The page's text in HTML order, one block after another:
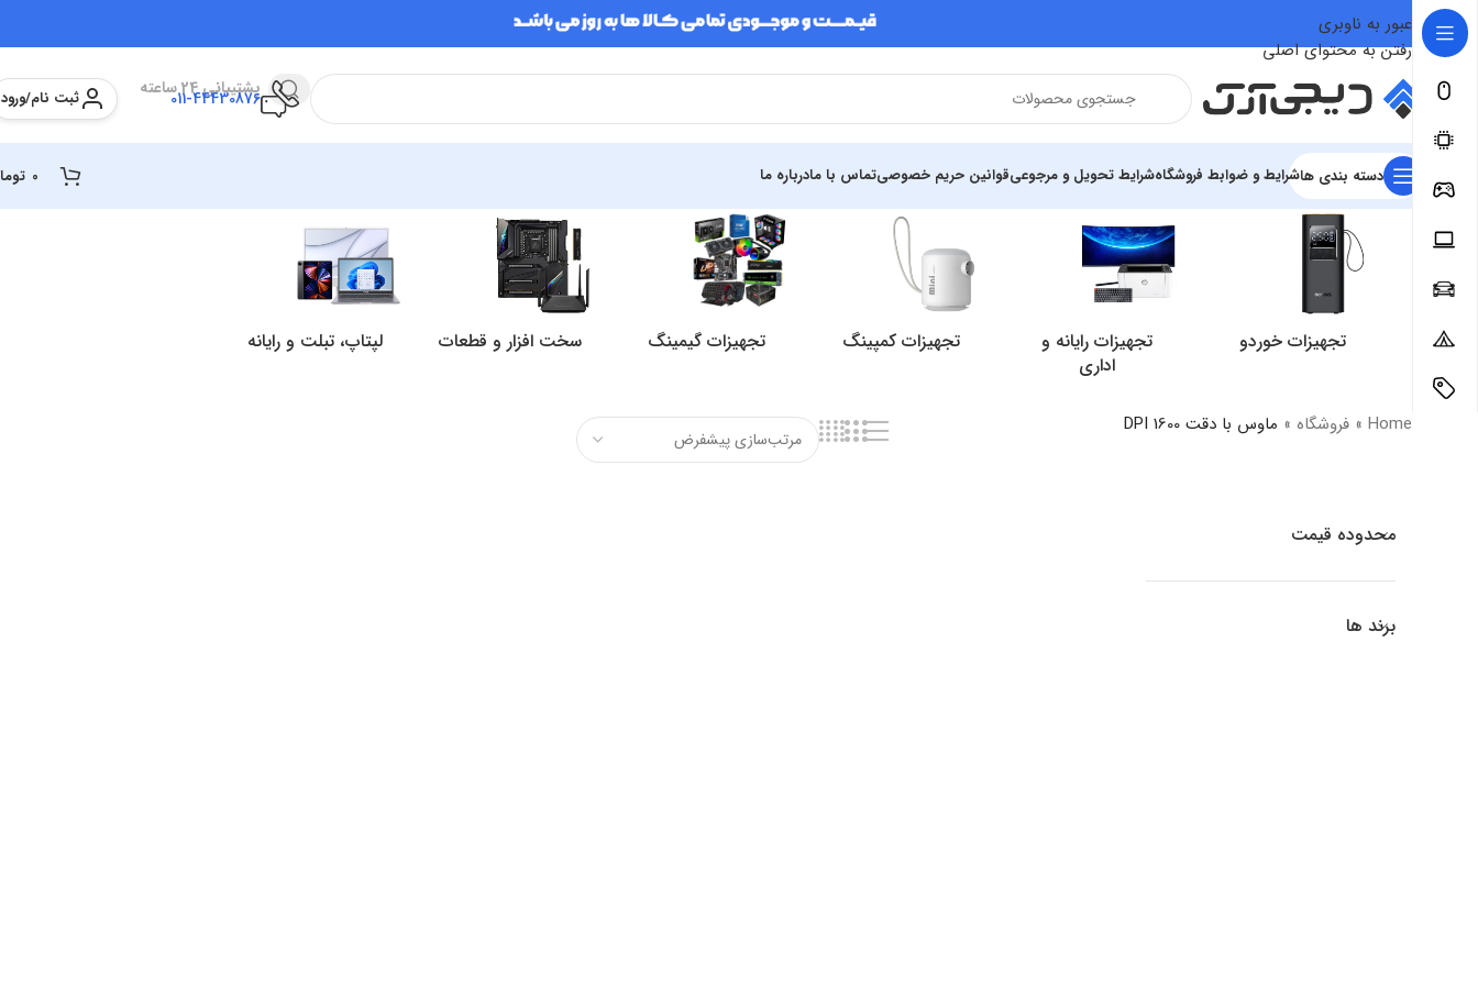
عبور به ناوبری
رفتن به محتوای اصلی
پشتیبانی 24 ساعته
011-44430876 ثبت نام/ورود
دسته بندی هاشرایط و ضوابط فروشگاهشرایط تحویل و مرجوعیقوانین حریم خصوصیتماس با مادرباره ما
تجهیزات خوردو
تجهیزات رایانه و
اداری
تجهیزات کمپینگ تجهیزات گیمینگ سخت افزار و قطعات لپتاپ، تبلت و رایانه
Home
» فروشگاه » ماوس با دقت 1600 DPI
محدوده قیمت
برند ها